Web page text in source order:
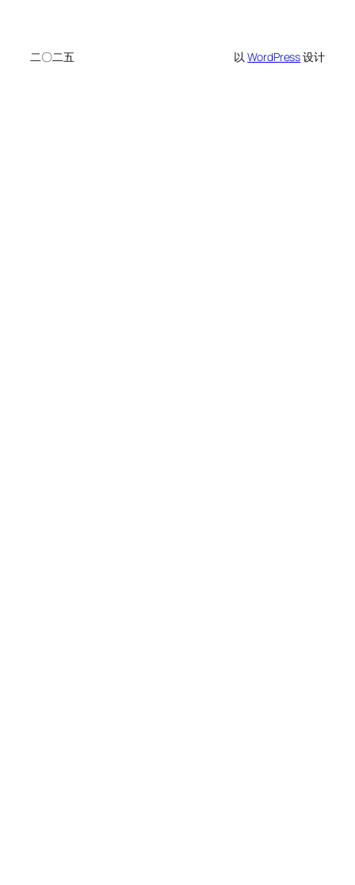
二〇二五 以WordPress设计